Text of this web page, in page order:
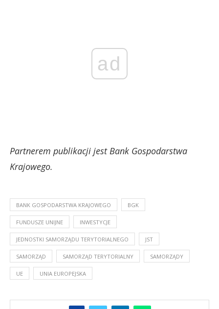
ad
Partnerem publikacji jest Bank Gospodarstwa
Krajowego.
BANK GOSPODARSTWA KRAJOWEGO BGK
FUNDUSZE UNIJNE INWESTYCJE
JEDNOSTKI SAMORZĄDU TERYTORIALNEGO JST
SAMORZĄD SAMORZĄD TERYTORIALNY SAMORZĄDY
UE UNIA EUROPEJSKA